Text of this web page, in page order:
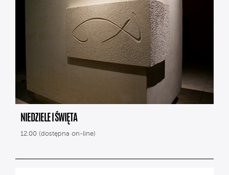
NIEDZIELE I ŚWIĘTA
12.00 (dostępna on-line)